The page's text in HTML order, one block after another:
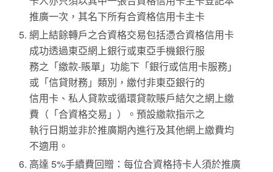
推廣一次，其名下所有合資格信用卡主卡
網上結餘轉戶之合資格交易包括憑合資格信用卡
成功透過東亞網上銀行或東亞手機銀行服
務之「繳款-賬單」功能下「銀行或信用卡服務」
或「信貸財務」類別，繳付非東亞銀行的
信用卡、私人貸款或循環貸款賬戶結欠之網上繳
費（「合資格交易」）。預設繳款指示之
執行日期並非於推廣期內進行及其他網上繳費均
不適用。
高達 5%手續費回贈：每位合資格持卡人須於推廣